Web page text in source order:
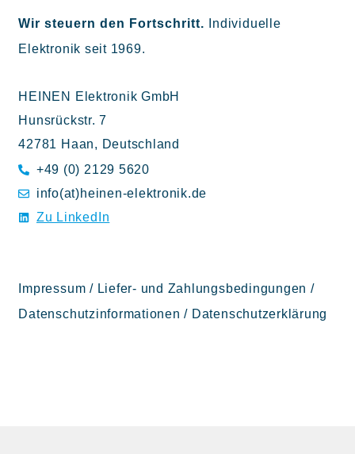
Wir steuern den Fortschritt.
Individuelle
Elektronik seit 1969.
HEINEN Elektronik GmbH
Hunsrückstr. 7
42781 Haan, Deutschland
+49 (0) 2129 5620
info(at)heinen-elektronik.de
Zu LinkedIn
Impressum/ Liefer- und Zahlungsbedingungen /
Datenschutzinformationen/ Datenschutzerklärung